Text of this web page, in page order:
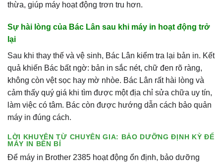
thừa, giúp máy hoạt động trơn tru hơn.
Sự hài lòng của Bác Lân sau khi máy in hoạt động trở
lại
Sau khi thay thế và vệ sinh, Bác Lân kiểm tra lại bản in. Kết
quả khiến Bác bất ngờ: bản in sắc nét, chữ đen rõ ràng,
không còn vệt sọc hay mờ nhòe. Bác Lân rất hài lòng và
cảm thấy quý giá khi tìm được một địa chỉ sửa chữa uy tín,
làm việc có tâm. Bác còn được hướng dẫn cách bảo quản
máy in đúng cách.
LỜI KHUYÊN TỪ CHUYÊN GIA: BẢO DƯỠNG ĐỊNH KỲ ĐỂ
MÁY IN BỀN BỈ
Để máy in Brother 2385 hoạt động ổn định, bảo dưỡng